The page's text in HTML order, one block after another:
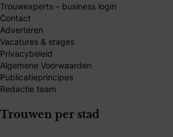
Trouwexperts – business login
Contact
Adverteren
Vacatures & stages
Privacybeleid
Algemene Voorwaarden
Publicatieprincipes
Redactie team
Trouwen per stad